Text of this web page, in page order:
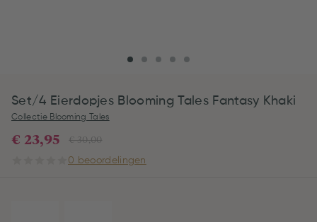
Set/4 Eierdopjes Blooming Tales Fantasy Khaki
Collectie Blooming Tales
€ 30,00
€ 23,95
0 beoordelingen